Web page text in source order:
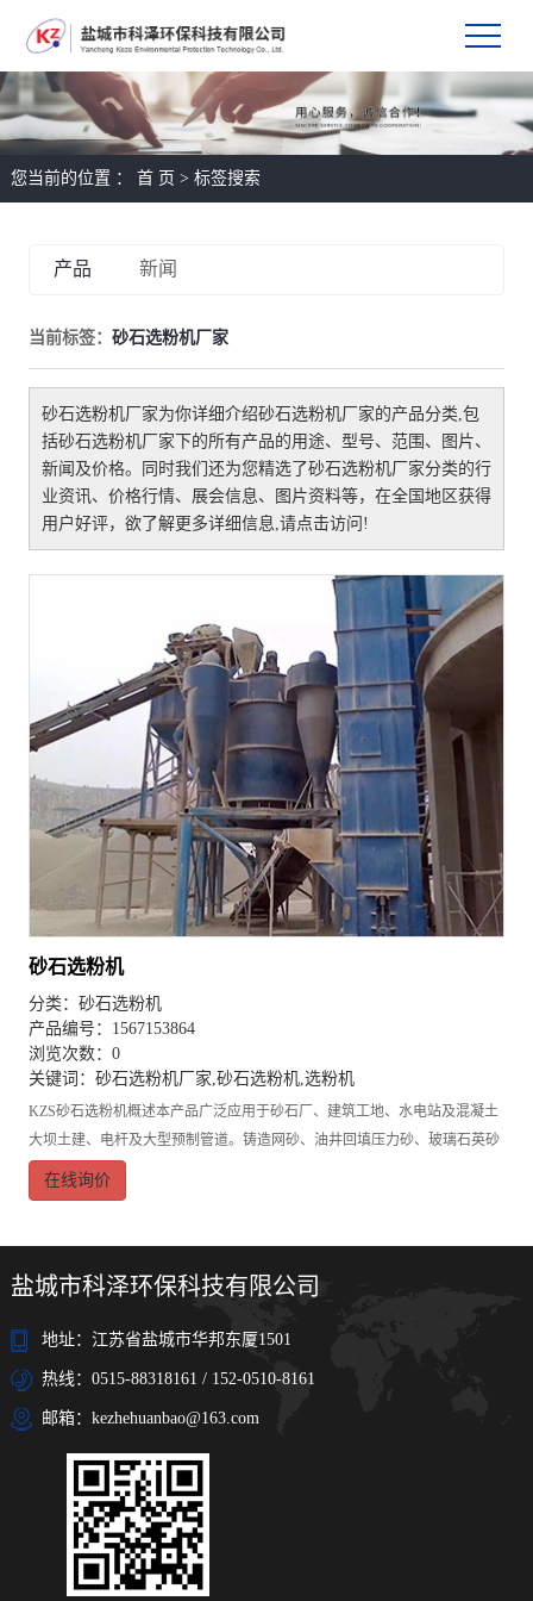
您当前的位置 ： 首 页 > 标签搜索
产品 新闻
当前标签： 砂石选粉机厂家
砂石选粉机厂家为你详细介绍砂石选粉机厂家的产品分类,包
括砂石选粉机厂家 下的所有产品的用途、型号、范围、图片、
新闻及价格。同时我们还为您精选了砂石选粉机厂家分类的行
业资讯、价格行情、展会信息、图片资料等，在全国地区获得
用户好评，欲了解更多详细信息,请点击访问!
砂石选粉机
分类： 砂石选粉机
产品编号：1567153864
浏览次数：0
关键词： 砂石选粉机厂家 砂石选粉机, 选粉机
KZS砂石选粉机概述本产品广泛应用于砂石厂、建筑工地、水电站及混凝土
大坝土建、电杆及大型预制管道。铸造网砂、油井回填压力砂、玻璃石英砂
等生产单位。产品特点1.分选原理先进突破传统的水洗砂石分选的工艺
在线询价
盐城市科泽环保科技有限公司
地址：江苏省盐城市华邦东厦1501
热线：0515-88318161 / 152-0510-8161
邮箱：kezhehuanbao@163.com